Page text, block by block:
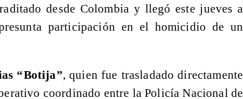
desde Colombia y llegó este jueves a
participación en el homicidio de un
“Botija”, quien fue trasladado directamente
coordinado entre la Policía Nacional de